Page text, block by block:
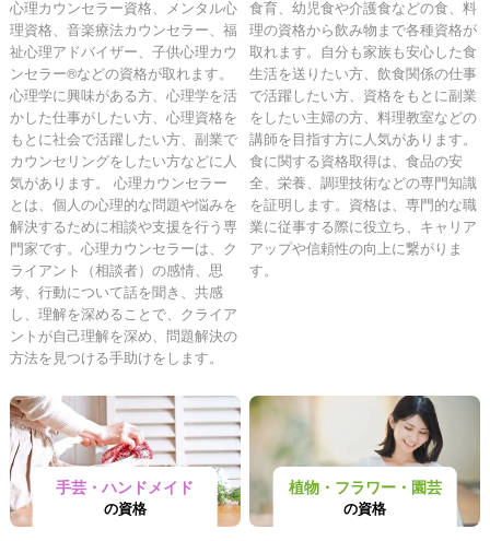
心理カウンセラー資格、メンタル心
理資格、音楽療法カウンセラー、福
祉心理アドバイザー、子供心理カウ
ンセラー®などの資格が取れます。
心理学に興味がある方、心理学を活
かした仕事がしたい方、心理資格を
もとに社会で活躍したい方、副業で
カウンセリングをしたい方などに人
気があります。 心理カウンセラー
とは、個人の心理的な問題や悩みを
解決するために相談や支援を行う専
門家です。心理カウンセラーは、ク
ライアント（相談者）の感情、思
考、行動について話を聞き、共感
し、理解を深めることで、クライア
ントが自己理解を深め、問題解決の
方法を見つける手助けをします。
食育、幼児食や介護食などの食、料
理の資格から飲み物まで各種資格が
取れます。自分も家族も安心した食
生活を送りたい方、飲食関係の仕事
で活躍したい方、資格をもとに副業
をしたい主婦の方、料理教室などの
講師を目指す方に人気があります。
食に関する資格取得は、食品の安
全、栄養、調理技術などの専門知識
を証明します。資格は、専門的な職
業に従事する際に役立ち、キャリア
アップや信頼性の向上に繋がりま
す。
手芸・ハンドメイド
の資格
植物・フラワー・園芸
の資格